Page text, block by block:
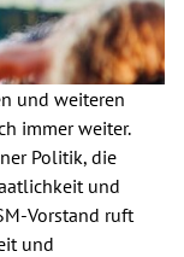
und weiteren
immer weiter.
Politik, die
und
Vorstand ruft
und